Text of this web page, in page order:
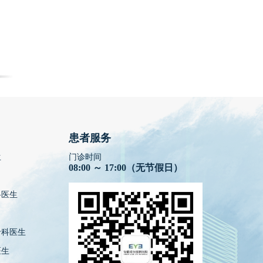
生
医生
患者服务
门诊时间
08:00 ～ 17:00（无节假日）